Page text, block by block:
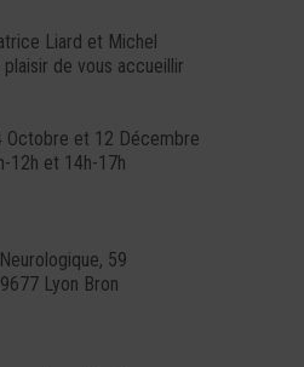
Liard et Michel
de vous accueillir
Octobre et 12 Décembre
12h et 14h-17h
59
Lyon Bron